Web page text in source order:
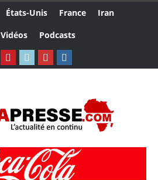
États-Unis France
Iran
Vidéos Podcasts